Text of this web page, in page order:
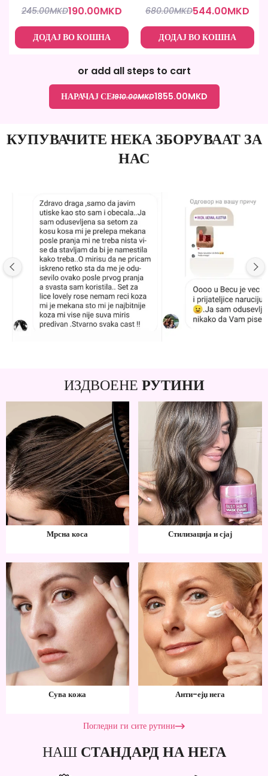
245.00MKD190.00MKD
ДОДАЈ ВО КОШНА
680.00MKD544.00MKD
ДОДАЈ ВО КОШНА
or add all steps to cart
НАРАЧАЈ СЕ1910.00MKD1855.00MKD
КУПУВАЧИТЕ НЕКА ЗБОРУВААТ ЗА
НАС
ИЗДВОЕНЕ РУТИНИ
Мрсна коса Стилизација и сјај
Сува кожа Анти-ејџ нега
Погледни ги сите рутини
НАШ СТАНДАРД НА НЕГА